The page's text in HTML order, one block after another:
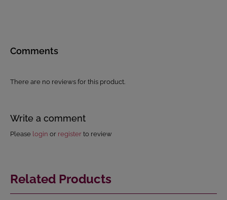
Comments
There are no reviews for this product.
Write a comment
Please login or register to review
Related Products